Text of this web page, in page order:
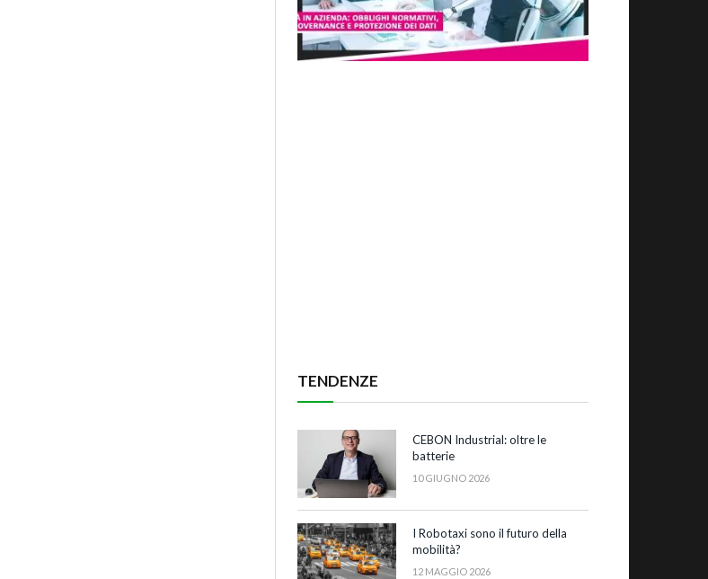
TENDENZE
CEBON Industrial: oltre le
batterie
10 GIUGNO 2026
I Robotaxi sono il futuro della
mobilità?
12 MAGGIO 2026